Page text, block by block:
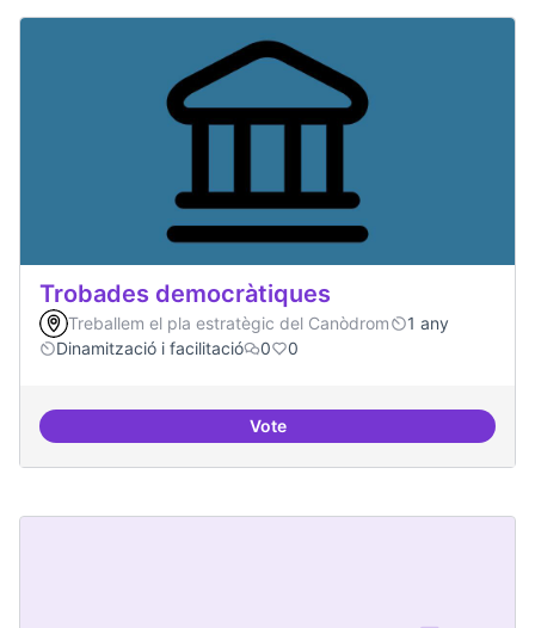
Trobades democràtiques
Treballem el pla estratègic del Canòdrom
1 any
Dinamització i facilitació
0 0
VoteTrobades democràtiques